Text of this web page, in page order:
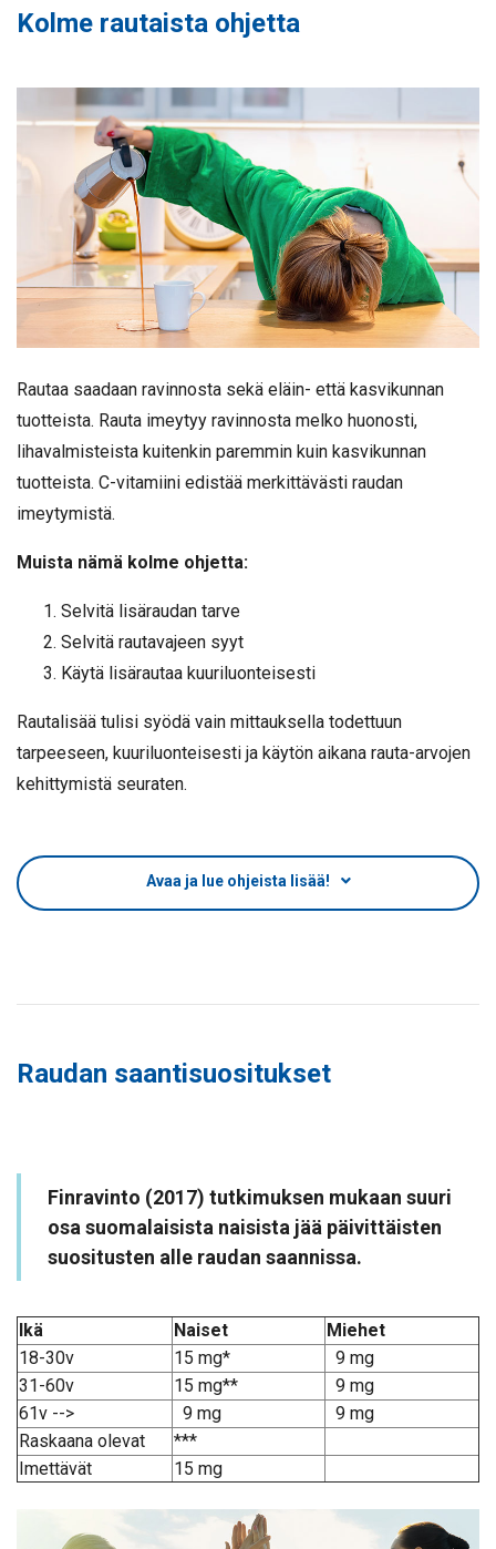
Kolme rautaista ohjetta
Rautaa saadaan ravinnosta sekä eläin- että kasvikunnan
tuotteista. Rauta imeytyy ravinnosta melko huonosti,
lihavalmisteista kuitenkin paremmin kuin kasvikunnan
tuotteista. C-vitamiini edistää merkittävästi raudan
imeytymistä.
Muista nämä kolme ohjetta:
Selvitä lisäraudan tarve
Selvitä rautavajeen syyt
Käytä lisärautaa kuuriluonteisesti
Rautalisää tulisi syödä vain mittauksella todettuun
tarpeeseen, kuuriluonteisesti ja käytön aikana rauta-arvojen
kehittymistä seuraten.
Avaa ja lue ohjeista lisää!
Raudan saantisuositukset
Finravinto (2017) tutkimuksen mukaan suuri
osa suomalaisista naisista jää päivittäisten
suositusten alle raudan saannissa.
Ikä Naiset
Miehet
18-30v
15 mg*
9 mg
31-60v
15 mg**
9 mg
61v -->
9 mg
9 mg
Raskaana olevat
***
Imettävät
15 mg